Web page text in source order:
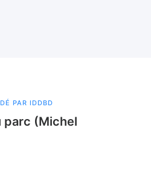
PAR IDDBD
parc (Michel